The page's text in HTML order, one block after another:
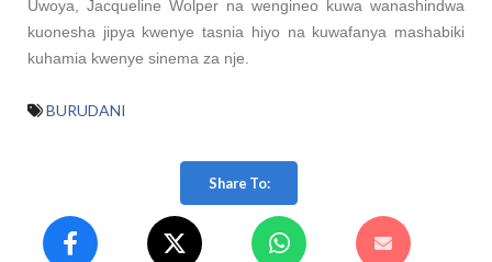
Uwoya, Jacqueline Wolper na wengineo kuwa wanashindwa
kuonesha jipya kwenye tasnia hiyo na kuwafanya mashabiki
kuhamia kwenye sinema za nje.
BURUDANI
Share To: